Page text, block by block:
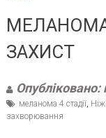
ЗАХИСТ
Опубліковано:
меланома 4 стадії,
захворювання